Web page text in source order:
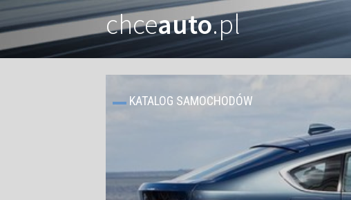
chceauto.pl
KATALOG SAMOCHODÓW